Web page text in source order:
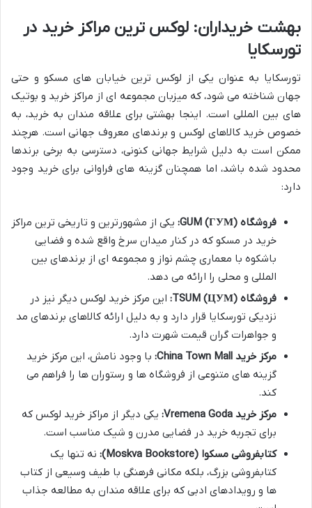
بهشت خریداران: لوکس ترین مراکز خرید در
تورسکایا
تورسکایا به عنوان یکی از لوکس ترین خیابان های مسکو و حتی
جهان شناخته می شود، که میزبان مجموعه ای از مراکز خرید و بوتیک
های بین المللی است. اینجا بهشتی برای علاقه مندان به خرید، به
خصوص خرید کالاهای لوکس و برندهای معروف جهانی است. هرچند
ممکن است به دلیل شرایط جهانی کنونی، دسترسی به برخی برندها
محدود شده باشد، اما همچنان گزینه های فراوانی برای خرید وجود
دارد:
فروشگاه GUM (ГУМ):
یکی از مشهورترین و تاریخی ترین مراکز
خرید در مسکو که در کنار میدان سرخ واقع شده و فضایی
باشکوه با معماری چشم نواز و مجموعه ای از برندهای بین
المللی و محلی را ارائه می دهد.
فروشگاه TSUM (ЦУМ):
این مرکز خرید لوکس دیگر نیز در
نزدیکی تورسکایا قرار دارد و به دلیل ارائه کالاهای برندهای مد
و جواهرات گران قیمت شهرت دارد.
مرکز خرید China Town Mall:
با وجود نامش، این مرکز خرید
گزینه های متنوعی از فروشگاه ها و رستوران ها را فراهم می
کند.
مرکز خرید Vremena Goda:
یکی دیگر از مراکز خرید لوکس که
برای تجربه خرید در فضایی مدرن و شیک مناسب است.
کتابفروشی مسکوا (Moskva Bookstore):
نه تنها یک
کتابفروشی بزرگ، بلکه مکانی فرهنگی با طیف وسیعی از کتاب
ها و رویدادهای ادبی که برای علاقه مندان به مطالعه جذاب